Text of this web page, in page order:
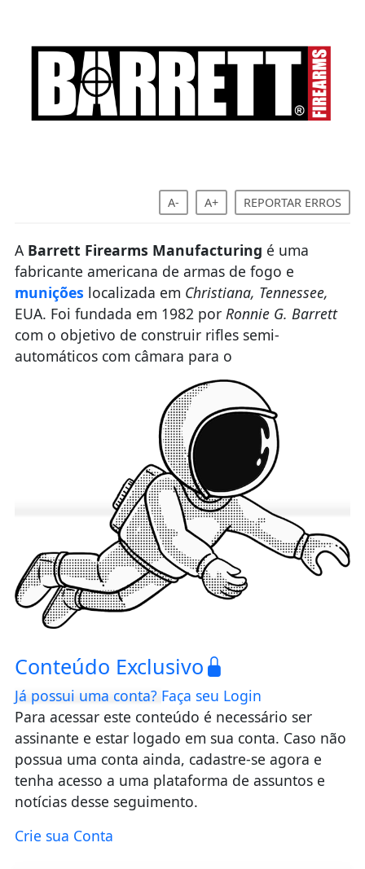
A- A+ REPORTAR ERROS
A Barrett Firearms Manufacturing é uma
fabricante americana de armas de fogo e
munições localizada em Christiana, Tennessee,
EUA. Foi fundada em 1982 por Ronnie G. Barrett
com o objetivo de construir rifles semi-
automáticos com câmara para o
Conteúdo Exclusivo
Já possui uma conta? Faça seu Login
Para acessar este conteúdo é necessário ser
assinante e estar logado em sua conta. Caso não
possua uma conta ainda, cadastre-se agora e
tenha acesso a uma plataforma de assuntos e
notícias desse seguimento.
Crie sua Conta